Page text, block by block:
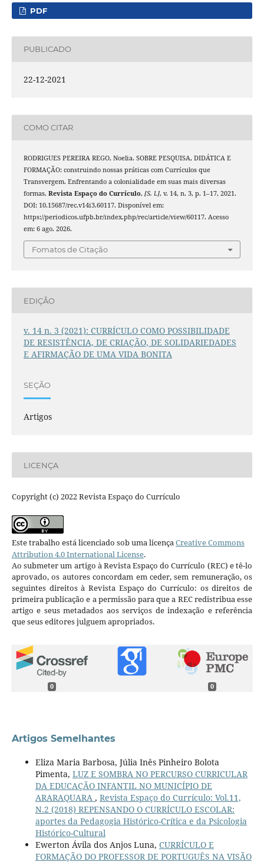
PDF
PUBLICADO
22-12-2021
COMO CITAR
RODRIGUES PEREIRA REGO, Noelia. SOBRE PESQUISA, DIDÁTICA E
FORMAÇÃO: construindo nossas práticas com Currículos que
Transvergem. Enfrentando a colonialidade em suas mais diversas
formas. Revista Espaço do Currículo, [S. l.], v. 14, n. 3, p. 1–17, 2021.
DOI: 10.15687/rec.v14i3.60117. Disponível em:
https://periodicos.ufpb.br/index.php/rec/article/view/60117. Acesso
em: 6 ago. 2026.
Fomatos de Citação
EDIÇÃO
v. 14 n. 3 (2021): CURRÍCULO COMO POSSIBILIDADE
DE RESISTÊNCIA, DE CRIAÇÃO, DE SOLIDARIEDADES
E AFIRMAÇÃO DE UMA VIDA BONITA
SEÇÃO
Artigos
LICENÇA
Copyright (c) 2022 Revista Espaço do Currículo
Este trabalho está licenciado sob uma licençaCreative Commons
Attribution 4.0 International License.
Ao submeter um artigo à Revista Espaço do Currículo (REC) e tê-lo
aprovado, os autores concordam em ceder, sem remuneração, os
seguintes direitos à Revista Espaço do Currículo: os direitos de
primeira publicação e a permissão para que a REC redistribua esse
artigo e seus metadados aos serviços de indexação e referência
que seus editores julguem apropriados.
0 0
Artigos Semelhantes
Eliza Maria Barbosa, Júlia Inês Pinheiro Bolota
Pimenta, LUZ E SOMBRA NO PERCURSO CURRICULAR
DA EDUCAÇÃO INFANTIL NO MUNICÍPIO DE
ARARAQUARA , Revista Espaço do Currículo: Vol.11,
N.2 (2018) REPENSANDO O CURRÍCULO ESCOLAR:
aportes da Pedagogia Histórico-Crítica e da Psicologia
Histórico-Cultural
Ewerton Ávila dos Anjos Luna, CURRÍCULO E
FORMAÇÃO DO PROFESSOR DE PORTUGUÊS NA VISÃO